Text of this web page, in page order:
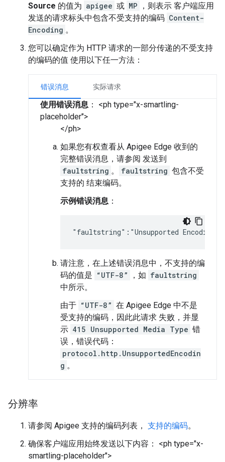
Source 的值为 apigee 或 MP
，则表示 客户端应用
发送的请求标头中包含不受支持的编码 Content-
Encoding 。
您可以确定作为 HTTP 请求的一部分传递的不受支持
的编码的值 使用以下任一方法：
错误消息 实际请求
使用错误消息 ： <ph type="x-smartling-
placeholder">
</ph>
如果您有权查看从 Apigee Edge 收到的
完整错误消息，请参阅 发送到
faultstring 。 faultstring 包含不受
支持的 结束编码。
示例错误消息 ：
"faultstring":"Unsupported Encoding
请注意，在上述错误消息中，不支持的编
码的值是 “UTF-8” ，如 faultstring
中所示。
由于 “UTF-8” 在 Apigee Edge 中不是
受支持的编码，因此此请求 失败，并显
示 415 Unsupported Media Type 错
误，错误代码：
protocol.http.UnsupportedEncodin
g 。
分辨率
请参阅 Apigee 支持的编码列表， 支持的编码。
确保客户端应用始终发送以下内容： <ph type="x-
smartling-placeholder">